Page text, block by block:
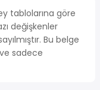
tablolarına göre
değişkenler
Bu belge
sadece